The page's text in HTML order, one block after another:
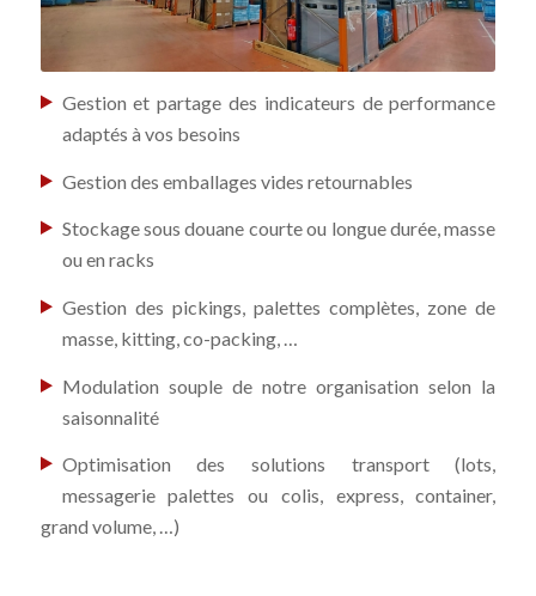
Gestion et partage des indicateurs de performance
adaptés à vos besoins
Gestion des emballages vides retournables
Stockage sous douane courte ou longue durée, masse
ou en racks
Gestion des pickings, palettes complètes, zone de
masse, kitting, co-packing, …
Modulation souple de notre organisation selon la
saisonnalité
Optimisation des solutions transport (lots,
messagerie palettes ou colis, express, container,
grand volume, …)